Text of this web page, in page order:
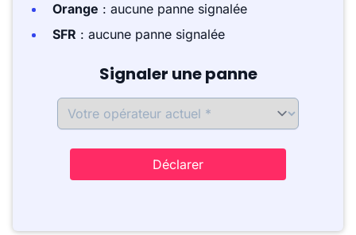
Orange : aucune panne signalée
SFR : aucune panne signalée
Signaler une panne
Déclarer